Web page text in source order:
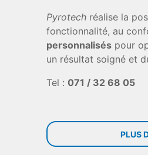
Pyrotech réalise la
fonctionnalité, au
personnalisés pour
un résultat soigné et
Tel : 071 / 32 68 05
PLUS